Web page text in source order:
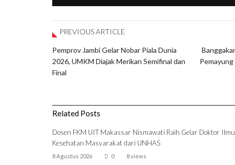
PREVIOUS ARTICLE
Pemprov Jambi Gelar Nobar Piala Dunia
2026, UMKM Diajak Merikan Semifinal dan
Final
Pemayung
Related Posts
Dosen FKM UIT Makassar Nismawati Raih Gelar Doktor Ilmu
Kesehatan Masyarakat dari UNHAS
8 Agustus 2026 0 8 views